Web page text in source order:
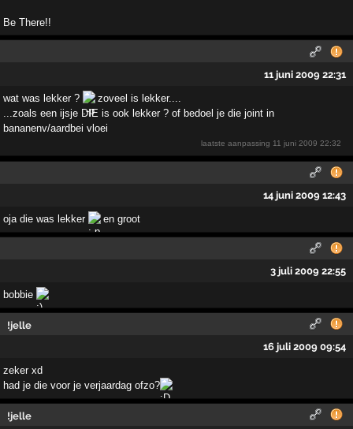
Be There!!
11 juni 2009 22:31
wat was lekker ?
zoveel is lekker....
...zoals een ijsje DIE is ook lekker ? of bedoel je die joint in
bananenv/aardbei vloei
laatste aanpassing 11 juni 2009 22:32
14 juni 2009 12:43
oja die was lekker en groot
3 juli 2009 22:55
bobbie
!jelle
16 juli 2009 09:54
zeker xd
had je die voor je verjaardag ofzo?
!jelle